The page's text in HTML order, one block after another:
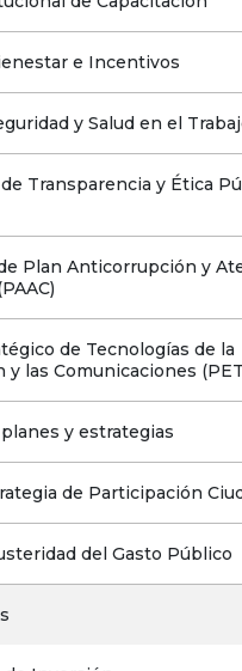
e Incentivos
y Salud en el
Transparencia y Ética
Plan Anticorrupción y
de Tecnologías de la
y las Comunicaciones
y estrategias
de Participación
del Gasto Público